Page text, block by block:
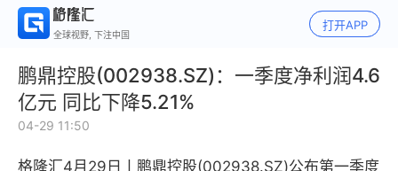
全球视野, 下注中国
打开APP
鹏鼎控股(002938.SZ)：一季度净利润4.6
亿元 同比下降5.21%
04-29 11:50
格隆汇4月29日丨 鹏鼎控股(002938.SZ)公布第一季度